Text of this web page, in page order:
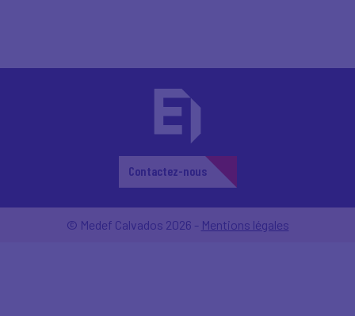
Contactez-nous
© Medef Calvados 2026 - Mentions légales